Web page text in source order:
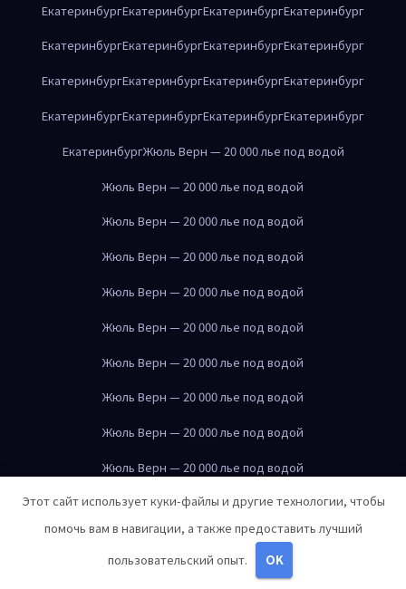
ЕкатеринбургЕкатеринбургЕкатеринбургЕкатеринбург
ЕкатеринбургЕкатеринбургЕкатеринбургЕкатеринбург
ЕкатеринбургЕкатеринбургЕкатеринбургЕкатеринбург
ЕкатеринбургЕкатеринбургЕкатеринбургЕкатеринбург
ЕкатеринбургЖюль Верн — 20 000 лье под водой
Жюль Верн — 20 000 лье под водой
Жюль Верн — 20 000 лье под водой
Жюль Верн — 20 000 лье под водой
Жюль Верн — 20 000 лье под водой
Жюль Верн — 20 000 лье под водой
Жюль Верн — 20 000 лье под водой
Жюль Верн — 20 000 лье под водой
Жюль Верн — 20 000 лье под водой
Жюль Верн — 20 000 лье под водой
Жюль Верн — 20 000 лье под водой
Жюль Верн — 20 000 лье под водой
Жюль Верн — 20 000 лье под водой
Этот сайт использует куки-файлы и другие технологии, чтобы
помочь вам в навигации, а также предоставить лучший
пользовательский опыт.
OK